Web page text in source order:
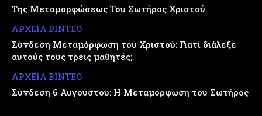
Της Μεταμορφώσεως Του Σωτήρος Χριστού
ΑΡΧΕΙΑ ΒΙΝΤΕΟ
Σύνδεση Μεταμόρφωση του Χριστού: Γιατί διάλεξε
αυτούς τους τρεις μαθητές;
ΑΡΧΕΙΑ ΒΙΝΤΕΟ
Σύνδεση 6 Αυγούστου: Η Μεταμόρφωση του Σωτήρος